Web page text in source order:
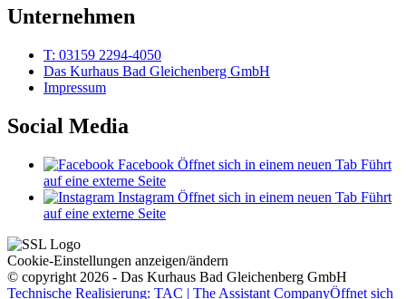
Unternehmen
T: 03159 2294-4050
Das Kurhaus Bad Gleichenberg GmbH
Impressum
Social Media
Facebook Öffnet sich in einem neuen Tab Führt
auf eine externe Seite
Instagram Öffnet sich in einem neuen Tab Führt
auf eine externe Seite
Cookie-Einstellungen anzeigen/ändern
© copyright 2026 - Das Kurhaus Bad Gleichenberg GmbH
Technische Realisierung: TAC | The Assistant CompanyÖffnet sich